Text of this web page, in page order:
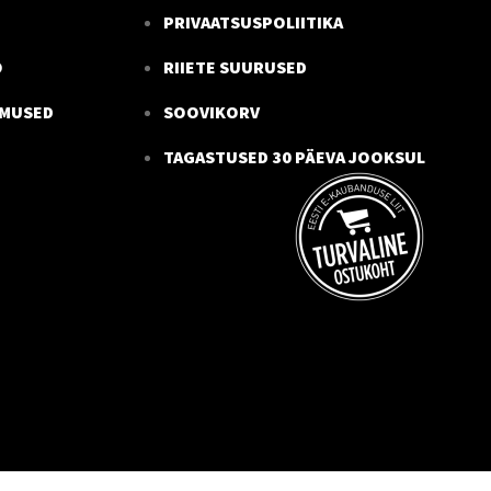
PRIVAATSUSPOLIITIKA
RIIETE SUURUSED
SOOVIKORV
TAGASTUSED 30 PÄEVA JOOKSUL